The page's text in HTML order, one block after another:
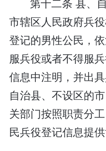
市辖区人民政府兵
登记的男性公民，
服兵役或者不得服
信息中注明，并出
自治县、不设区的
关部门按照职责分
民兵役登记信息提供